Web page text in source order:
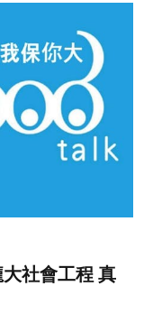
社會工程 真